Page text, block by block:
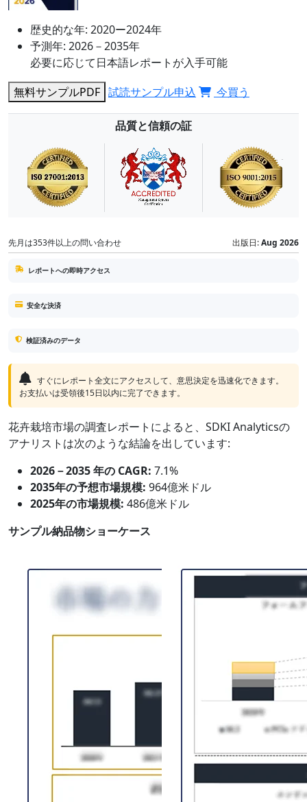
歴史的な年: 2020ー2024年
予測年: 2026－2035年
必要に応じて日本語レポートが入手可能
無料サンプルPDF 試読サンプル申込 今買う
品質と信頼の証
先月は353件以上の問い合わせ 出版日:Aug 2026
レポートへの即時アクセス
安全な決済
検証済みのデータ
すぐにレポート全文にアクセスして、意思決定を迅速化できます。
お支払いは受領後15日以内に完了できます。
花卉栽培市場の調査レポートによると、SDKI Analyticsの
アナリストは次のような結論を出しています:
2026－2035 年の CAGR: 7.1%
2035年の予想市場規模: 964億米ドル
2025年の市場規模: 486億米ドル
サンプル納品物ショーケース